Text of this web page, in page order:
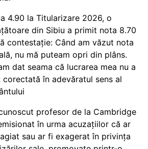
4.90 la Titularizare 2026, o
din Sibiu a primit nota 8.70
contestație: Când am văzut nota
nu mă puteam opri din plâns.
dat seama că lucrarea mea nu a
în adevăratul sens al
profesor de la Cambridge
în urma acuzațiilor că ar
sau ar fi exagerat în privința